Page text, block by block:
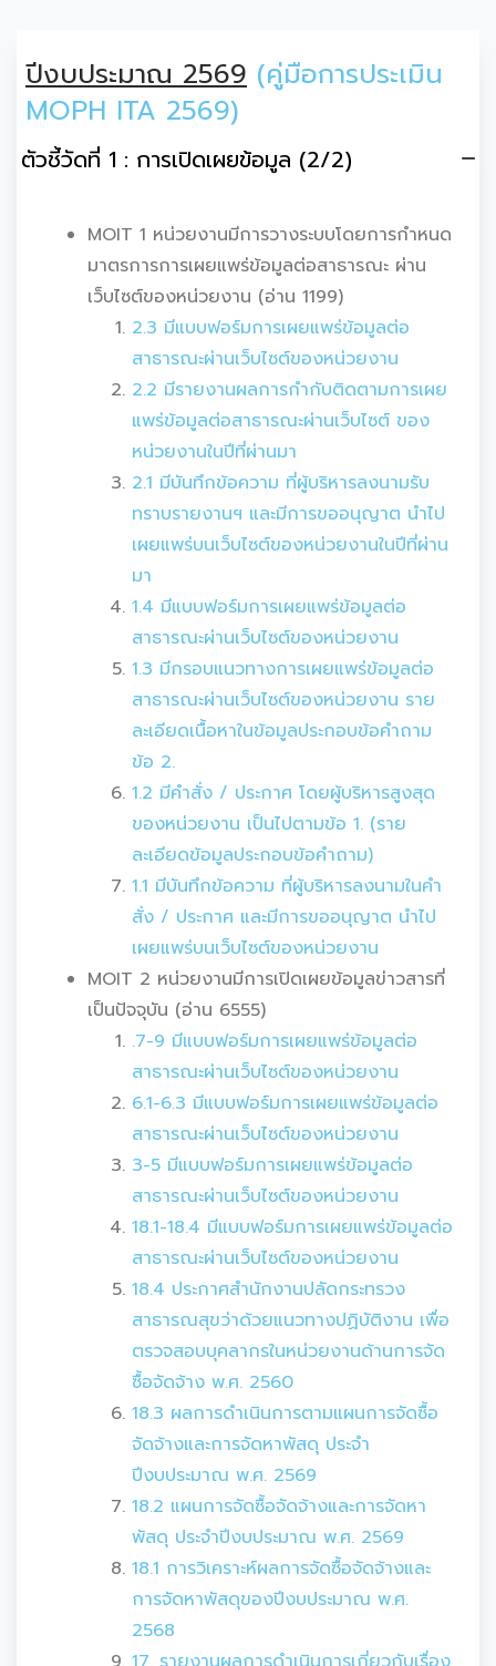
ปีงบประมาณ 2569 (คู่มือการประเมิน
MOPH ITA 2569)
ตัวชี้วัดที่ 1 : การเปิดเผยข้อมูล (2/2)
MOIT 1 หน่วยงานมีการวางระบบโดยการกำหนด
มาตรการการเผยแพร่ข้อมูลต่อสาธารณะ ผ่าน
เว็บไซต์ของหน่วยงาน (อ่าน 1199)
2.3 มีแบบฟอร์มการเผยแพร่ข้อมูลต่อ
สาธารณะผ่านเว็บไซต์ของหน่วยงาน
2.2 มีรายงานผลการกำกับติดตามการเผย
แพร่ข้อมูลต่อสาธารณะผ่านเว็บไซต์ ของ
หน่วยงานในปีที่ผ่านมา
2.1 มีบันทึกข้อความ ที่ผู้บริหารลงนามรับ
ทราบรายงานฯ และมีการขออนุญาต นำไป
เผยแพร่บนเว็บไซต์ของหน่วยงานในปีที่ผ่าน
มา
1.4 มีแบบฟอร์มการเผยแพร่ข้อมูลต่อ
สาธารณะผ่านเว็บไซต์ของหน่วยงาน
1.3 มีกรอบแนวทางการเผยแพร่ข้อมูลต่อ
สาธารณะผ่านเว็บไซต์ของหน่วยงาน ราย
ละเอียดเนื้อหาในข้อมูลประกอบข้อคำถาม
ข้อ 2.
1.2 มีคำสั่ง / ประกาศ โดยผู้บริหารสูงสุด
ของหน่วยงาน เป็นไปตามข้อ 1. (ราย
ละเอียดข้อมูลประกอบข้อคำถาม)
1.1 มีบันทึกข้อความ ที่ผู้บริหารลงนามในคำ
สั่ง / ประกาศ และมีการขออนุญาต นำไป
เผยแพร่บนเว็บไซต์ของหน่วยงาน
MOIT 2 หน่วยงานมีการเปิดเผยข้อมูลข่าวสารที่
เป็นปัจจุบัน (อ่าน 6555)
.7-9 มีแบบฟอร์มการเผยแพร่ข้อมูลต่อ
สาธารณะผ่านเว็บไซต์ของหน่วยงาน
6.1-6.3 มีแบบฟอร์มการเผยแพร่ข้อมูลต่อ
สาธารณะผ่านเว็บไซต์ของหน่วยงาน
3-5 มีแบบฟอร์มการเผยแพร่ข้อมูลต่อ
สาธารณะผ่านเว็บไซต์ของหน่วยงาน
18.1-18.4 มีแบบฟอร์มการเผยแพร่ข้อมูลต่อ
สาธารณะผ่านเว็บไซต์ของหน่วยงาน
18.4 ประกาศสำนักงานปลัดกระทรวง
สาธารณสุขว่าด้วยแนวทางปฏิบัติงาน เพื่อ
ตรวจสอบบุคลากรในหน่วยงานด้านการจัด
ซื้อจัดจ้าง พ.ศ. 2560
18.3 ผลการดำเนินการตามแผนการจัดซื้อ
จัดจ้างและการจัดหาพัสดุ ประจำ
ปีงบประมาณ พ.ศ. 2569
18.2 แผนการจัดซื้อจัดจ้างและการจัดหา
พัสดุ ประจำปีงบประมาณ พ.ศ. 2569
18.1 การวิเคราะห์ผลการจัดซื้อจัดจ้างและ
การจัดหาพัสดุของปีงบประมาณ พ.ศ.
2568